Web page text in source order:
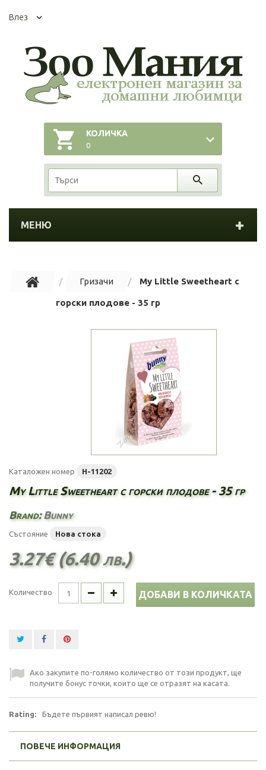
Влез
КОЛИЧКА
0
МЕНЮ
Гризачи My Little Sweetheart с
горски плодове - 35 гр
Каталожен номер H-11202
My Little Sweetheart с горски плодове - 35 гр
Brand:Bunny
Състояние Нова стока
3.27€ (6.40 лв.)
Количество ДОБАВИ В КОЛИЧКАТА
Ако закупите по-голямо количество от този продукт, ще
получите бонус точки, които ще се отразят на касата.
Rating: Бъдете първият написал ревю!
ПОВЕЧЕ ИНФОРМАЦИЯ